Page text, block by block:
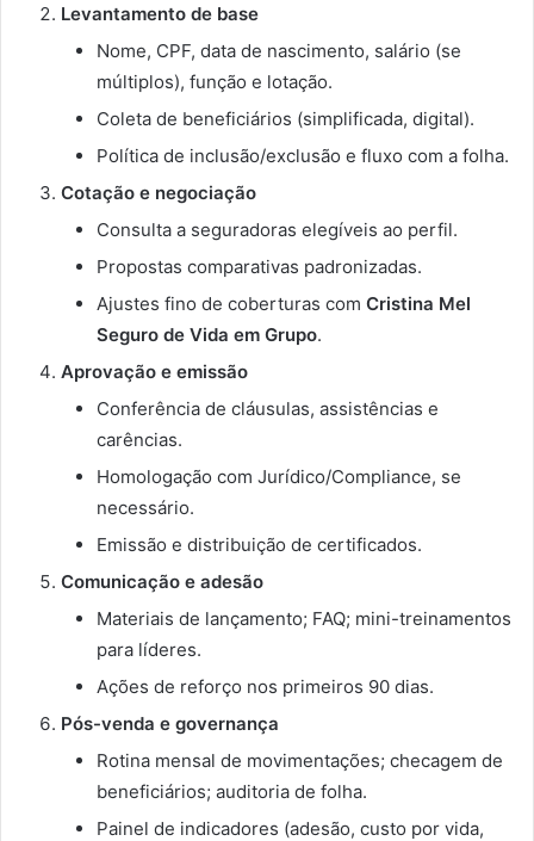
Levantamento de base
Nome, CPF, data de nascimento, salário (se
múltiplos), função e lotação.
Coleta de beneficiários (simplificada, digital).
Política de inclusão/exclusão e fluxo com a folha.
Cotação e negociação
Consulta a seguradoras elegíveis ao perfil.
Propostas comparativas padronizadas.
Ajustes fino de coberturas com Cristina Mel
Seguro de Vida em Grupo.
Aprovação e emissão
Conferência de cláusulas, assistências e
carências.
Homologação com Jurídico/Compliance, se
necessário.
Emissão e distribuição de certificados.
Comunicação e adesão
Materiais de lançamento; FAQ; mini-treinamentos
para líderes.
Ações de reforço nos primeiros 90 dias.
Pós-venda e governança
Rotina mensal de movimentações; checagem de
beneficiários; auditoria de folha.
Painel de indicadores (adesão, custo por vida,